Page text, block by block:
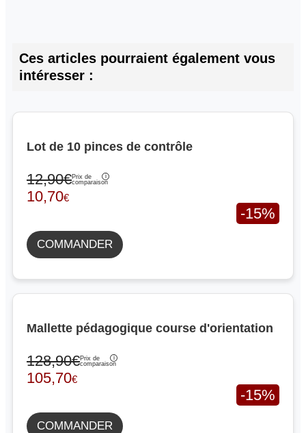
Ces articles pourraient également vous
intéresser :
Lot de 10 pinces de contrôle
12,90€Prix de
comparaison
10,70€
-15%
COMMANDER
Mallette pédagogique course d'orientation
128,90€Prix de
comparaison
105,70€
-15%
COMMANDER